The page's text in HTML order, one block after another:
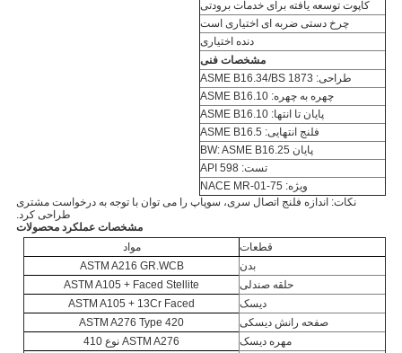
کاپوت توسعه یافته برای خدمات برودتی
چرخ دستی ضربه ای اختیاری است
دنده اختیاری
مشخصات فنی
طراحی: ASME B16.34/BS 1873
چهره به چهره: ASME B16.10
پایان تا انتها: ASME B16.10
فلنج انتهایی: ASME B16.5
پایان BW: ASME B16.25
تست: API 598
ویژه: NACE MR-01-75
نکات: اندازه فلنج اتصال سری، سوپاپ را می توان با توجه به درخواست مشتری
طراحی کرد.
مشخصات عملکرد محصولات
قطعات
مواد
بدن
ASTM A216 GR.WCB
حلقه صندلی
ASTM A105 + Faced Stellite
دیسک
ASTM A105 + 13Cr Faced
صفحه رانش دیسکی
ASTM A276 Type 420
مهره دیسک
ASTM A276 نوع 410